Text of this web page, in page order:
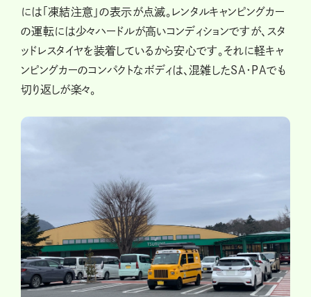
には「凍結注意」の表示が点滅。レンタルキャンピングカー
の運転には少々ハードルが高いコンディションですが、スタ
ッドレスタイヤを装着しているから安心です。それに軽キャ
ンピングカーのコンパクトなボディは、混雑したSA・PAでも
切り返しが楽々。